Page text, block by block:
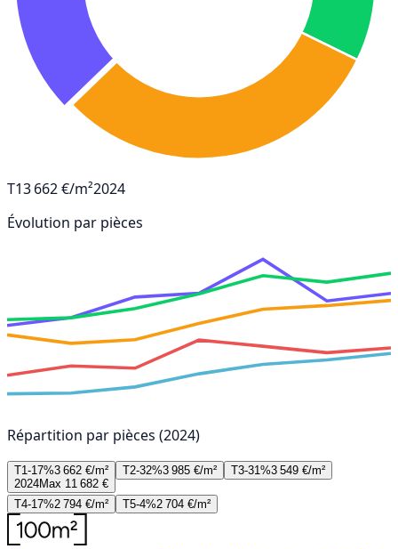
T13 662 €/m²2024
Évolution par pièces
Répartition par pièces (2024)
T1-17%3 662 €/m²
2024Max 11 682 €
T2-32%3 985 €/m² T3-31%3 549 €/m²
T4-17%2 794 €/m² T5-4%2 704 €/m²